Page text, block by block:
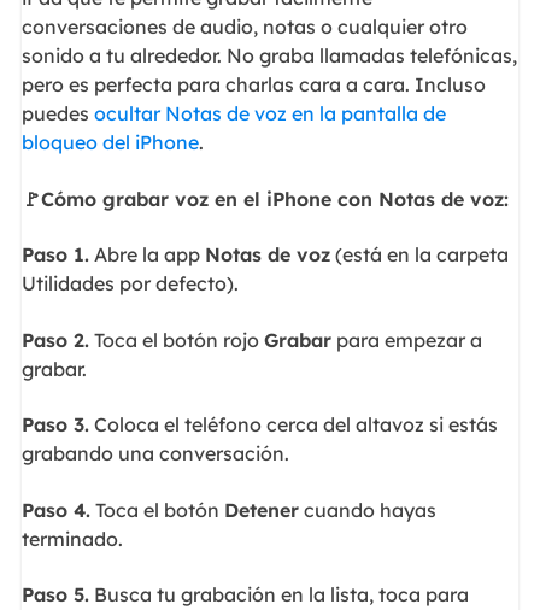
conversaciones de audio, notas o cualquier otro
sonido a tu alrededor. No graba llamadas telefónicas,
pero es perfecta para charlas cara a cara. Incluso
puedes ocultar Notas de voz en la pantalla de
bloqueo del iPhone.
🚩Cómo grabar voz en el iPhone con Notas de voz:
Paso 1.Abre la app Notas de voz(está en la carpeta
Utilidades por defecto).
Paso 2.Toca el botón rojo Grabarpara empezar a
grabar.
Paso 3.Coloca el teléfono cerca del altavoz si estás
grabando una conversación.
Paso 4.Toca el botón Detenercuando hayas
terminado.
Paso 5.Busca tu grabación en la lista, toca para